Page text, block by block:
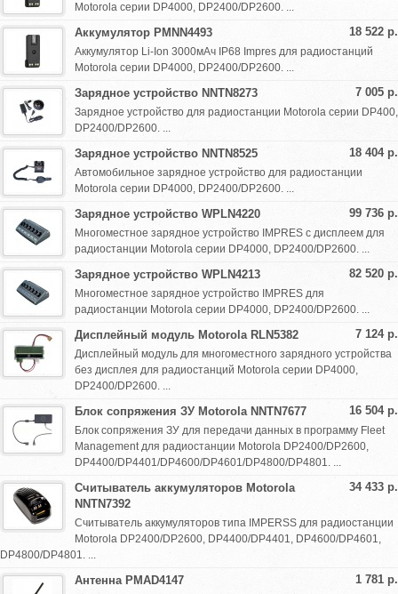
Motorola серии DP4000, DP2400/DP2600. ...
18 522 р.
Аккумулятор PMNN4493
Аккумулятор Li-Ion 3000мАч IP68 Impres для радиостанций
Motorola серии DP4000, DP2400/DP2600. ...
7 005 р.
Зарядное устройство NNTN8273
Зарядное устройство для радиостанции Motorola серии DP400,
DP2400/DP2600. ...
18 404 р.
Зарядное устройство NNTN8525
Автомобильное зарядное устройство для радиостанции
Motorola серии DP4000, DP2400/DP2600. ...
99 736 р.
Зарядное устройство WPLN4220
Многоместное зарядное устройство IMPRES с дисплеем для
радиостанции Motorola серии DP4000, DP2400/DP2600. ...
82 520 р.
Зарядное устройство WPLN4213
Многоместное зарядное устройство IMPRES для
радиостанции Motorola серии DP4000, DP2400/DP2600. ...
7 124 р.
Дисплейный модуль Motorola RLN5382
Дисплейный модуль для многоместного зарядного устройства
без дисплея для радиостанций Motorola серии DP4000,
DP2400/DP2600. ...
16 504 р.
Блок сопряжения ЗУ Motorola NNTN7677
Блок сопряжения ЗУ для передачи данных в программу Fleet
Management для радиостанции Motorola DP2400/DP2600,
DP4400/DP4401/DP4600/DP4601/DP4800/DP4801. ...
34 433 р.
Считыватель аккумуляторов Motorola
NNTN7392
Считыватель аккумуляторов типа IMPERSS для радиостанции
Motorola DP2400/DP2600, DP4400/DP4401, DP4600/DP4601,
DP4800/DP4801. ...
1 781 р.
Антенна PMAD4147